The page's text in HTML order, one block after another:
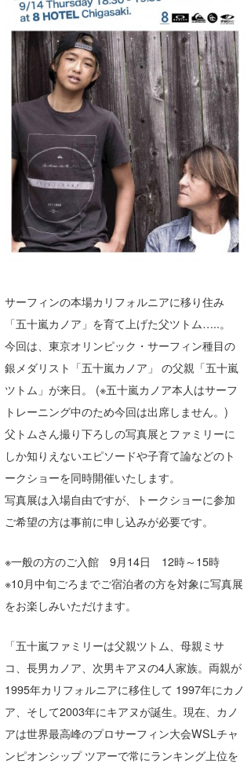
サーフィンの本場カリフォルニアに移り住み
「五十嵐カノア」を育て上げた父ツトム…..。
今回は、東京オリンピック・サーフィン種目の
銀メダリスト「五十嵐カノア」 の父親「五十嵐
ツトム」が来日。 (※五十嵐カノア本人はサーフ
トレーニング中のため今回は出席しません。)
父トムさん撮り下ろしの写真展とファミリーに
しか知りえないエピソードや子育て論などのト
ークショーを同時開催いたします。
写真展は入場自由ですが、トークショーに参加
ご希望の方は事前に申し込みが必要です。
※一般の方のご入館 9月14日 12時～15時
※10月中旬ごろまでご宿泊者の方を対象に写真展
をお楽しみいただけます。
「五十嵐ファミリーは父親ツトム、母親ミサ
コ、長男カノア、次男キアヌの4人家族。両親が
1995年カリフォルニアに移住して 1997年にカノ
ア、そして2003年にキアヌが誕生。現在、カノ
アは世界最高峰のプロサーフィン大会WSLチャ
ンピオンシップ ツアーで常にランキング上位を
Yasunari Inoue
Yoshiyuki Obata
arukasvision
DELTA FORCE SURF
CBA Films
熊谷素子
Colors MAGAZINE
WAVAL
福島寿実子
中浦“JET”章
嵯峨明日香
進士剛光
田原啓江
植村未来
NOBUFUKU
大野”MAR”修聖
波伝説スタッフ
☆加藤
+☆maki☆+
Aichan
chan-U
ECE
G◎Da
H
KOBU
KY
MIN
mitz
S.K
VAGY
waka☆=
YUKI☆
ハンマー
まっきー
三輪予報士
小川予報士
波伝説